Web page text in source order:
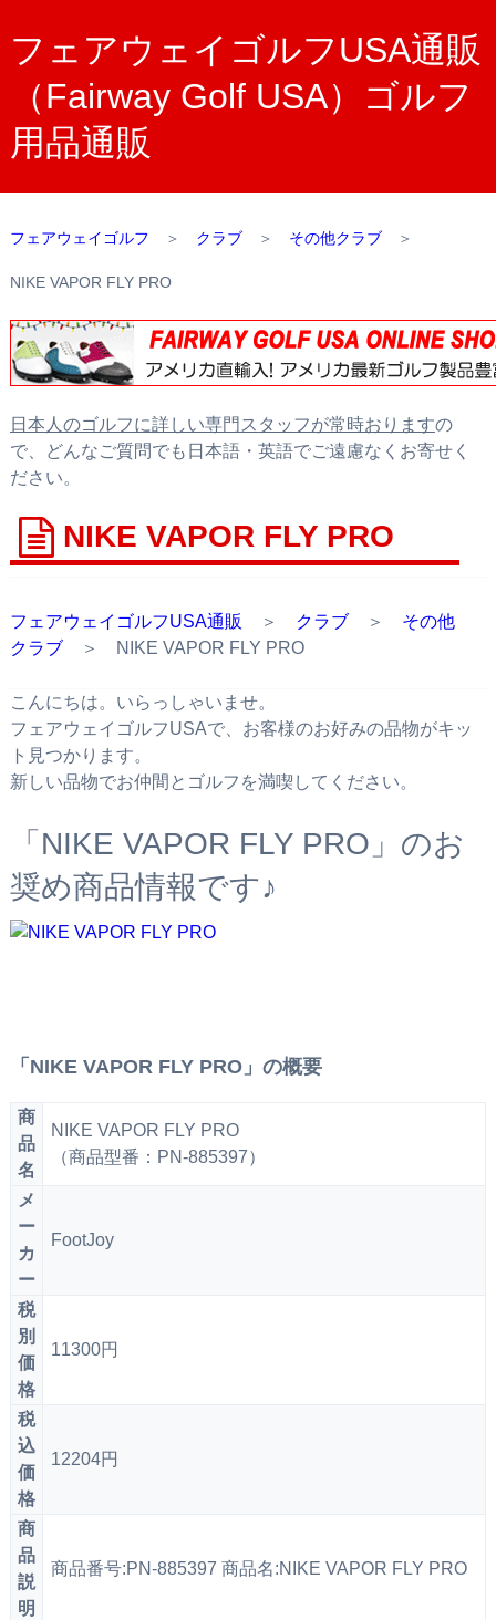
フェアウェイゴルフUSA通販
（Fairway Golf USA）ゴルフ
用品通販
フェアウェイゴルフ ＞ クラブ＞ その他クラブ＞
NIKE VAPOR FLY PRO
日本人のゴルフに詳しい専門スタッフが常時おりますの
で、どんなご質問でも日本語・英語でご遠慮なくお寄せく
ださい。
NIKE VAPOR FLY PRO
フェアウェイゴルフUSA通販 ＞ クラブ＞ その他
クラブ＞ NIKE VAPOR FLY PRO
こんにちは。いらっしゃいませ。
フェアウェイゴルフUSAで、お客様のお好みの品物がキッ
ト見つかります。
新しい品物でお仲間とゴルフを満喫してください。
「NIKE VAPOR FLY PRO」のお
奨め商品情報です♪
「NIKE VAPOR FLY PRO」の概要
商
品
名
NIKE VAPOR FLY PRO
（商品型番：PN-885397）
メ
ー
カ
ー
FootJoy
税
別
価
格
11300円
税
込
価
格
12204円
商
品
説
明
商品番号:PN-885397 商品名:NIKE VAPOR FLY PRO